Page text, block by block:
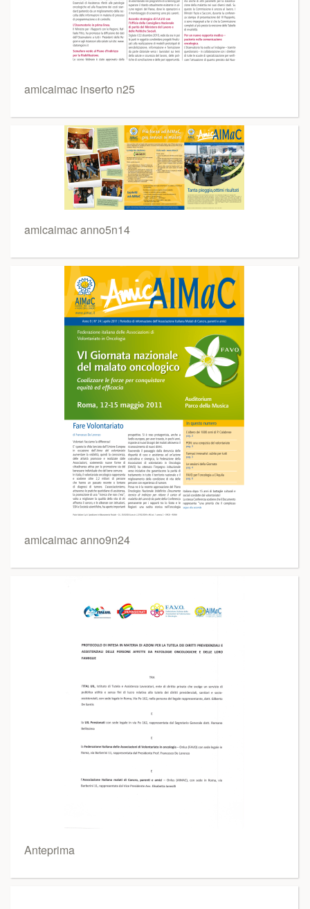
amicaimac inserto n25
amicaimac anno5n14
amicaimac anno9n24
Anteprima